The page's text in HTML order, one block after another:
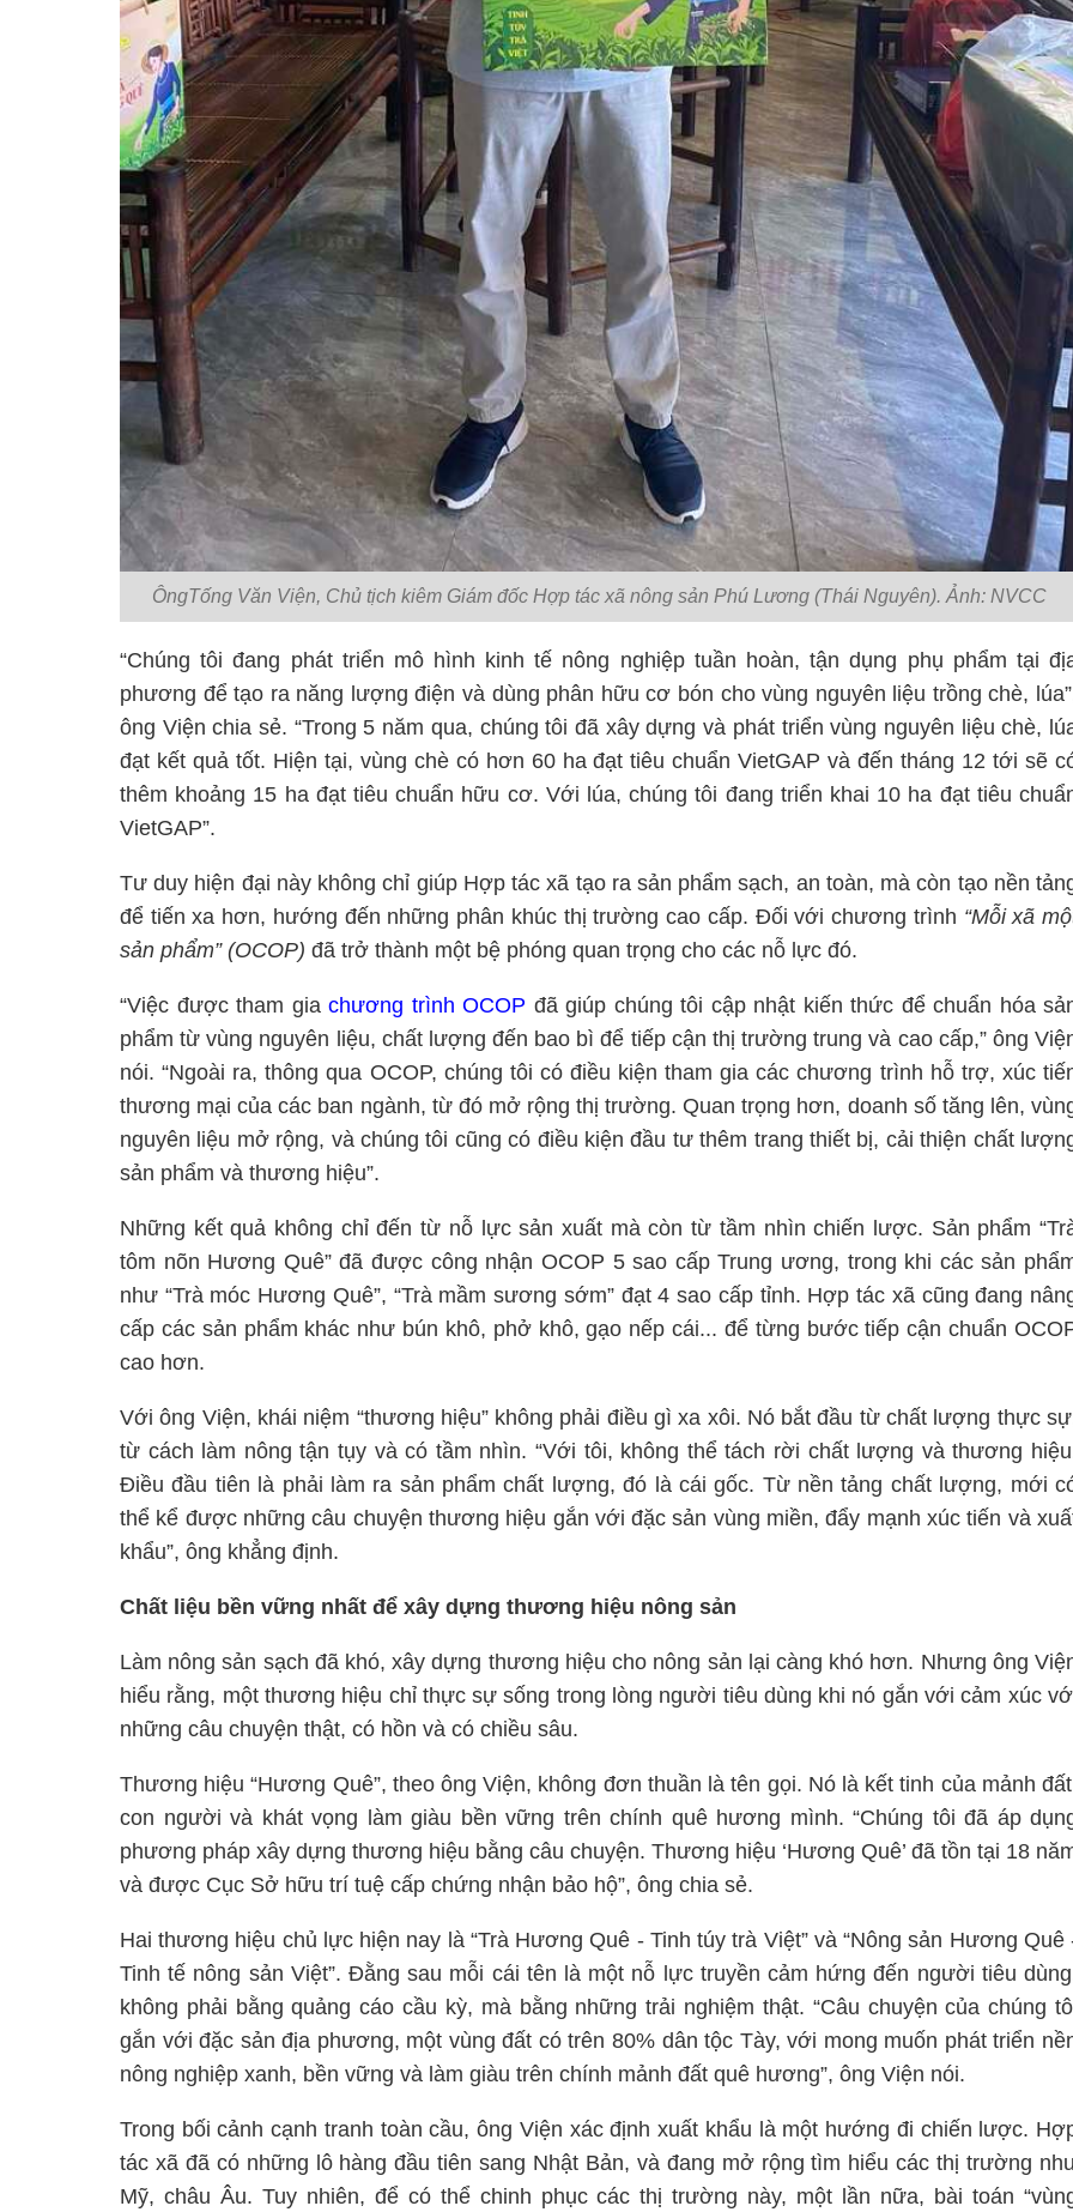
ÔngTống Văn Viện, Chủ tịch kiêm Giám đốc Hợp tác xã nông sản Phú Lương (Thái Nguyên). Ảnh: NVCC
“Chúng tôi đang phát triển mô hình kinh tế nông nghiệp tuần hoàn, tận dụng phụ phẩm tại
phương để tạo ra năng lượng điện và dùng phân hữu cơ bón cho vùng nguyên liệu trồng chè,
ông Viện chia sẻ. “Trong 5 năm qua, chúng tôi đã xây dựng và phát triển vùng nguyên liệu chè,
đạt kết quả tốt. Hiện tại, vùng chè có hơn 60 ha đạt tiêu chuẩn VietGAP và đến tháng 12 tới sẽ
thêm khoảng 15 ha đạt tiêu chuẩn hữu cơ. Với lúa, chúng tôi đang triển khai 10 ha đạt tiêu
VietGAP”.
Tư duy hiện đại này không chỉ giúp Hợp tác xã tạo ra sản phẩm sạch, an toàn, mà còn tạo nền
để tiến xa hơn, hướng đến những phân khúc thị trường cao cấp. Đối với chương trình “Mỗi xã
sản phẩm” (OCOP) đã trở thành một bệ phóng quan trọng cho các nỗ lực đó.
“Việc được tham gia chương trình OCOP đã giúp chúng tôi cập nhật kiến thức để chuẩn hóa
phẩm từ vùng nguyên liệu, chất lượng đến bao bì để tiếp cận thị trường trung và cao cấp,” ông
nói. “Ngoài ra, thông qua OCOP, chúng tôi có điều kiện tham gia các chương trình hỗ trợ, xúc
thương mại của các ban ngành, từ đó mở rộng thị trường. Quan trọng hơn, doanh số tăng lên,
nguyên liệu mở rộng, và chúng tôi cũng có điều kiện đầu tư thêm trang thiết bị, cải thiện chất
sản phẩm và thương hiệu”.
Những kết quả không chỉ đến từ nỗ lực sản xuất mà còn từ tầm nhìn chiến lược. Sản phẩm
tôm nõn Hương Quê” đã được công nhận OCOP 5 sao cấp Trung ương, trong khi các sản
như “Trà móc Hương Quê”, “Trà mầm sương sớm” đạt 4 sao cấp tỉnh. Hợp tác xã cũng đang
cấp các sản phẩm khác như bún khô, phở khô, gạo nếp cái... để từng bước tiếp cận chuẩn
cao hơn.
Với ông Viện, khái niệm “thương hiệu” không phải điều gì xa xôi. Nó bắt đầu từ chất lượng thực
từ cách làm nông tận tụy và có tầm nhìn. “Với tôi, không thể tách rời chất lượng và thương
Điều đầu tiên là phải làm ra sản phẩm chất lượng, đó là cái gốc. Từ nền tảng chất lượng, mới
thể kể được những câu chuyện thương hiệu gắn với đặc sản vùng miền, đẩy mạnh xúc tiến và
khẩu”, ông khẳng định.
Chất liệu bền vững nhất để xây dựng thương hiệu nông sản
Làm nông sản sạch đã khó, xây dựng thương hiệu cho nông sản lại càng khó hơn. Nhưng ông
hiểu rằng, một thương hiệu chỉ thực sự sống trong lòng người tiêu dùng khi nó gắn với cảm xúc
những câu chuyện thật, có hồn và có chiều sâu.
Thương hiệu “Hương Quê”, theo ông Viện, không đơn thuần là tên gọi. Nó là kết tinh của mảnh
con người và khát vọng làm giàu bền vững trên chính quê hương mình. “Chúng tôi đã áp
phương pháp xây dựng thương hiệu bằng câu chuyện. Thương hiệu ‘Hương Quê’ đã tồn tại 18
và được Cục Sở hữu trí tuệ cấp chứng nhận bảo hộ”, ông chia sẻ.
Hai thương hiệu chủ lực hiện nay là “Trà Hương Quê - Tinh túy trà Việt” và “Nông sản Hương Quê
Tinh tế nông sản Việt”. Đằng sau mỗi cái tên là một nỗ lực truyền cảm hứng đến người tiêu
không phải bằng quảng cáo cầu kỳ, mà bằng những trải nghiệm thật. “Câu chuyện của chúng
gắn với đặc sản địa phương, một vùng đất có trên 80% dân tộc Tày, với mong muốn phát triển
nông nghiệp xanh, bền vững và làm giàu trên chính mảnh đất quê hương”, ông Viện nói.
Trong bối cảnh cạnh tranh toàn cầu, ông Viện xác định xuất khẩu là một hướng đi chiến lược.
tác xã đã có những lô hàng đầu tiên sang Nhật Bản, và đang mở rộng tìm hiểu các thị trường
Mỹ, châu Âu. Tuy nhiên, để có thể chinh phục các thị trường này, một lần nữa, bài toán